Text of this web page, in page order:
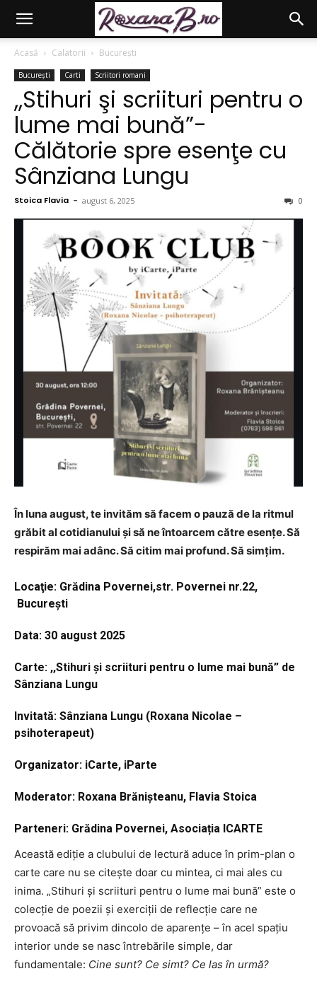
Acasă Calatorii București
București Carti Scriitori romani
,,Stihuri şi scriituri pentru o
lume mai bună”-
Călătorie spre esenţe cu
Sânziana Lungu
Stoica Flavia - august 6, 2025 0
În luna august, te invităm să facem o pauză de la ritmul
grăbit al cotidianului și să ne întoarcem către esențe. Să
respirăm mai adânc. Să citim mai profund. Să simțim.
Locaţie: Grădina Povernei,str. Povernei nr.22,
Bucureşti
Data: 30 august 2025
Carte: ,,Stihuri şi scriituri pentru o lume mai bună” de
Sânziana Lungu
Invitată: Sânziana Lungu (Roxana Nicolae –
psihoterapeut)
Organizator: iCarte, iParte
Moderator: Roxana Brănişteanu, Flavia Stoica
Parteneri: Grădina Povernei, Asociația ICARTE
Această ediție a clubului de lectură aduce în prim-plan o
carte care nu se citește doar cu mintea, ci mai ales cu
inima. „Stihuri și scriituri pentru o lume mai bună” este o
colecție de poezii și exerciții de reflecție care ne
provoacă să privim dincolo de aparențe – în acel spațiu
interior unde se nasc întrebările simple, dar
fundamentale: Cine sunt? Ce simt? Ce las în urmă?